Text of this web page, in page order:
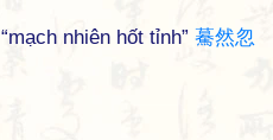
nhiên hốt tỉnh” 驀然忽